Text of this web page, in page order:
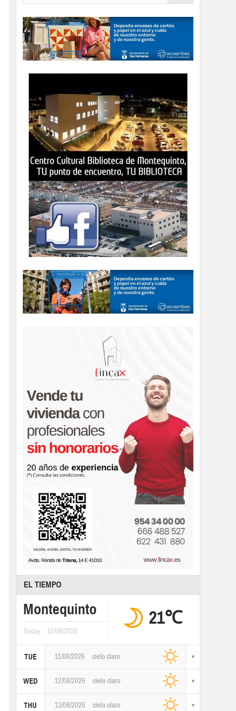
EL TIEMPO
Montequinto
Today 10/08/2026
21℃
TUE 11/08/2026 cielo claro
WED 12/08/2026 cielo claro
THU 13/08/2026 cielo claro